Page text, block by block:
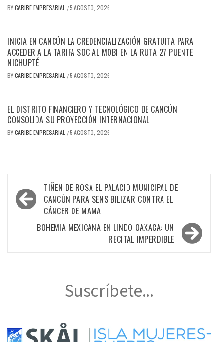
BYCARIBE EMPRESARIAL /5 AGOSTO, 2026
INICIA EN CANCÚN LA CREDENCIALIZACIÓN GRATUITA PARA
ACCEDER A LA TARIFA SOCIAL MOBI EN LA RUTA 27 PUENTE
NICHUPTÉ
BYCARIBE EMPRESARIAL /5 AGOSTO, 2026
EL DISTRITO FINANCIERO Y TECNOLÓGICO DE CANCÚN
CONSOLIDA SU PROYECCIÓN INTERNACIONAL
BYCARIBE EMPRESARIAL /5 AGOSTO, 2026
Navegación
de
entradas
TIÑEN DE ROSA EL PALACIO MUNICIPAL DE
CANCÚN PARA SENSIBILIZAR CONTRA EL
CÁNCER DE MAMA
BOHEMIA MEXICANA EN LINDO OAXACA: UN
RECITAL IMPERDIBLE
Suscríbete...